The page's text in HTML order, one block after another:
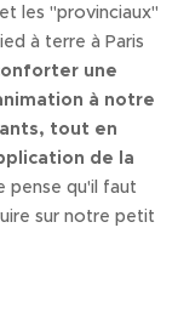
les "provinciaux"
à terre à Paris
une
à notre
tout en
de la
pense qu'il faut
sur notre petit